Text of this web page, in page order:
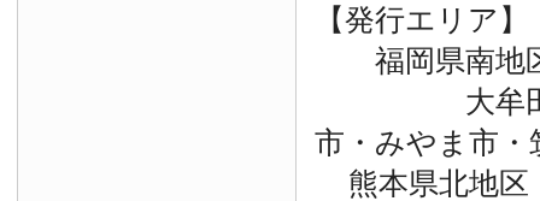
【発行エリア】
福岡県南地
大牟田市
市・みやま市・
熊本県北地区